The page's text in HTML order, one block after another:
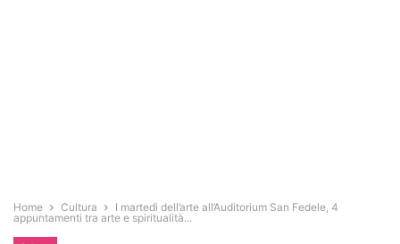
Home Cultura
I martedì dell’arte all’Auditorium San Fedele, 4
appuntamenti tra arte e spiritualità...